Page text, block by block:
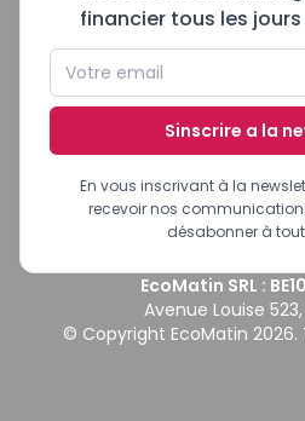
financier tous les jours
Sinscrire a la
En vous inscrivant à la
recevoir nos
désabonner à
EcoMatin SRL :
Avenue Louise 523,
© Copyright EcoMatin 2026.